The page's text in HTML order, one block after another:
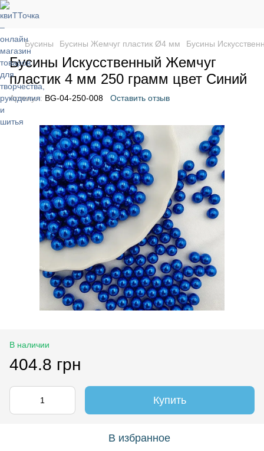
Бусины Бусины Жемчуг пластик Ø4 мм Бусины
Бусины Искусственный Жемчуг
пластик 4 мм 250 грамм цвет Синий
Артикул: BG-04-250-008 Оставить отзыв
В наличии
404.8 грн
Купить
В избранное